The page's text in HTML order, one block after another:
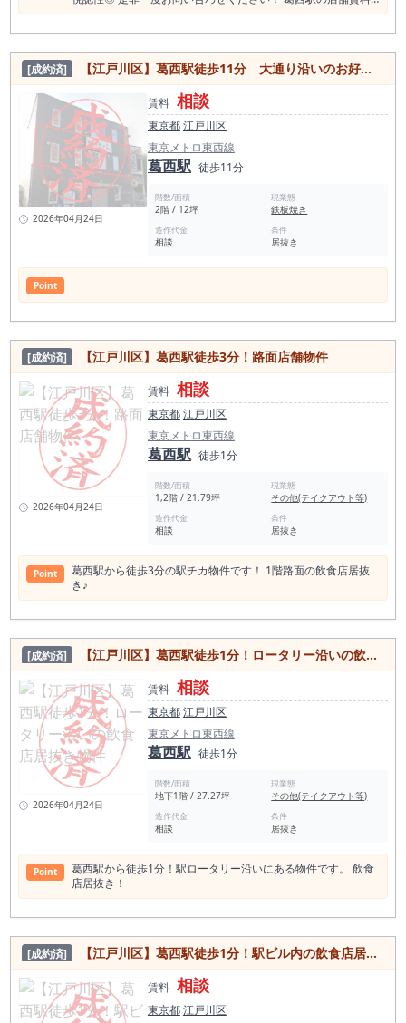
相場情報（直近1年間） 平均坪単価 15,264円 最も高い坪
2024年 15,046円 2023年 14,567円 2022年 15,847円 2021年
14,560円 ＜葛西駅飲食店数 376件＞（食べログ調べ） 居酒
屋 114店 和食 104店 洋食・西洋料理 42店 中華料理
28店 バー 27店 カフェ 24店 ラーメン店 24店 焼
肉ホルモン 22店 アジアエスニック 18店 スイーツ店 17店 パ
ン・サンドイッチ 12店 カレー 11店 パン・サンドイッチ 10店
＜葛西駅周辺スポット情報＞ ROCKLANDS（ロックランズ）
長島一号公園 滝野公園 仲町公園 正應寺 地下鉄博物館 葛西東公
園 新田公園 江戸川区葛西ラグビースポーツパーク 南葛西少年
野球広場 フラワーガーデン 総合レクリエーション公園 新左近
川親水公園 江戸川区自然動物園 なぎさ公園 葛西臨海水族園 ダ
イヤと花の大観覧車 葛西臨海公園発着場 臨海球技場野球場 ロ
葛西駅 95,955人（2023年度）
[成約済] 【江戸川区】葛西駅徒歩11分 大通り沿いのお好み焼き店居抜き店舗物件
2026年04月24日
賃料 相談
東京都江戸川区
東京メトロ東西線
葛西駅 徒歩11分
階数/面積
2階 / 12坪
現業態
鉄板焼き
造作代金
相談
条件
居抜き
Point
[成約済] 【江戸川区】葛西駅徒歩3分！路面店舗物件
2026年04月24日
賃料 相談
東京都江戸川区
東京メトロ東西線
葛西駅 徒歩1分
階数/面積
1,2階 / 21.79坪
現業態
その他(テイクアウト等)
造作代金
相談
条件
居抜き
Point
葛西駅から徒歩3分の駅チカ物件です！ 1階路面の飲食店居抜
き♪
[成約済] 【江戸川区】葛西駅徒歩1分！ロータリー沿いの飲食店居抜き物件
2026年04月24日
賃料 相談
東京都江戸川区
東京メトロ東西線
葛西駅 徒歩1分
階数/面積
地下1階 / 27.27坪
現業態
その他(テイクアウト等)
造作代金
相談
条件
居抜き
Point
葛西駅から徒歩1分！駅ロータリー沿いにある物件です。 飲食
店居抜き！
[成約済] 【江戸川区】葛西駅徒歩1分！駅ビル内の飲食店居抜き物件
賃料 相談
東京都江戸川区